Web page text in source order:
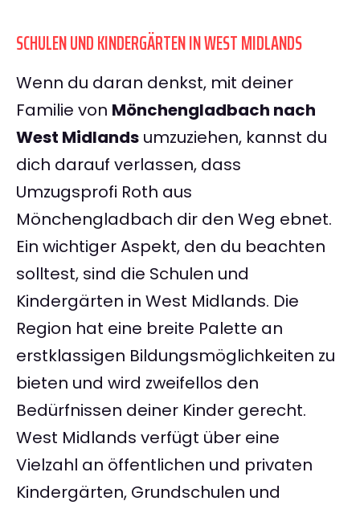
SCHULEN UND KINDERGÄRTEN IN WEST MIDLANDS
Wenn du daran denkst, mit deiner
Familie von Mönchengladbach nach
West Midlands umzuziehen, kannst du
dich darauf verlassen, dass
Umzugsprofi Roth aus
Mönchengladbach dir den Weg ebnet.
Ein wichtiger Aspekt, den du beachten
solltest, sind die Schulen und
Kindergärten in West Midlands. Die
Region hat eine breite Palette an
erstklassigen Bildungsmöglichkeiten zu
bieten und wird zweifellos den
Bedürfnissen deiner Kinder gerecht.
West Midlands verfügt über eine
Vielzahl an öffentlichen und privaten
Kindergärten, Grundschulen und